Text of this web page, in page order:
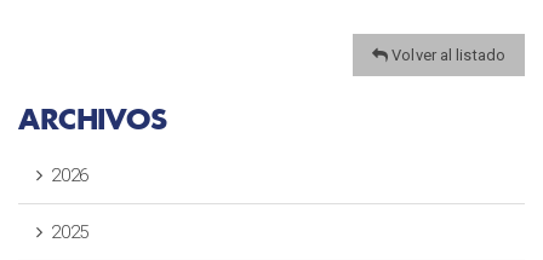
Volver al listado
ARCHIVOS
2026
2025